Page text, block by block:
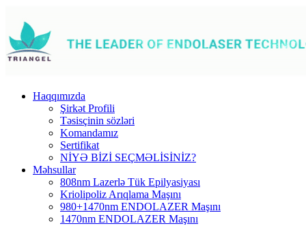
Haqqımızda
Şirkət Profili
Təsisçinin sözləri
Komandamız
Sertifikat
NİYƏ BİZİ SEÇMƏLİSİNİZ?
Məhsullar
808nm Lazerlə Tük Epilyasiyası
Kriolipoliz Arıqlama Maşını
980+1470nm ENDOLAZER Maşını
1470nm ENDOLAZER Maşını